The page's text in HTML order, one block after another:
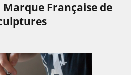
Française de